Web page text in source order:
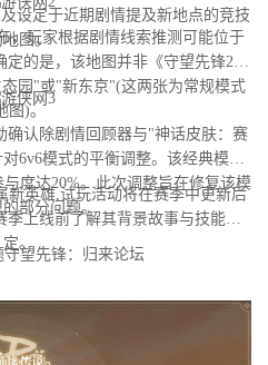
设定于近期剧情提及新地点的竞技
地图。
玩家根据剧情线索推测可能位于
定的是，该地图并非《守望先锋2》
园"或"新东京"(这两张为常规模式
图)。
认除剧情回顾器与"神话皮肤：赛
6v6模式的平衡调整。该经典模式
度达20%。此次调整旨在修复该模
部分问题。
英雄,试玩活动将在赛季中更新后
季上线前了解其背景故事与技能设
定。
望先锋：归来论坛